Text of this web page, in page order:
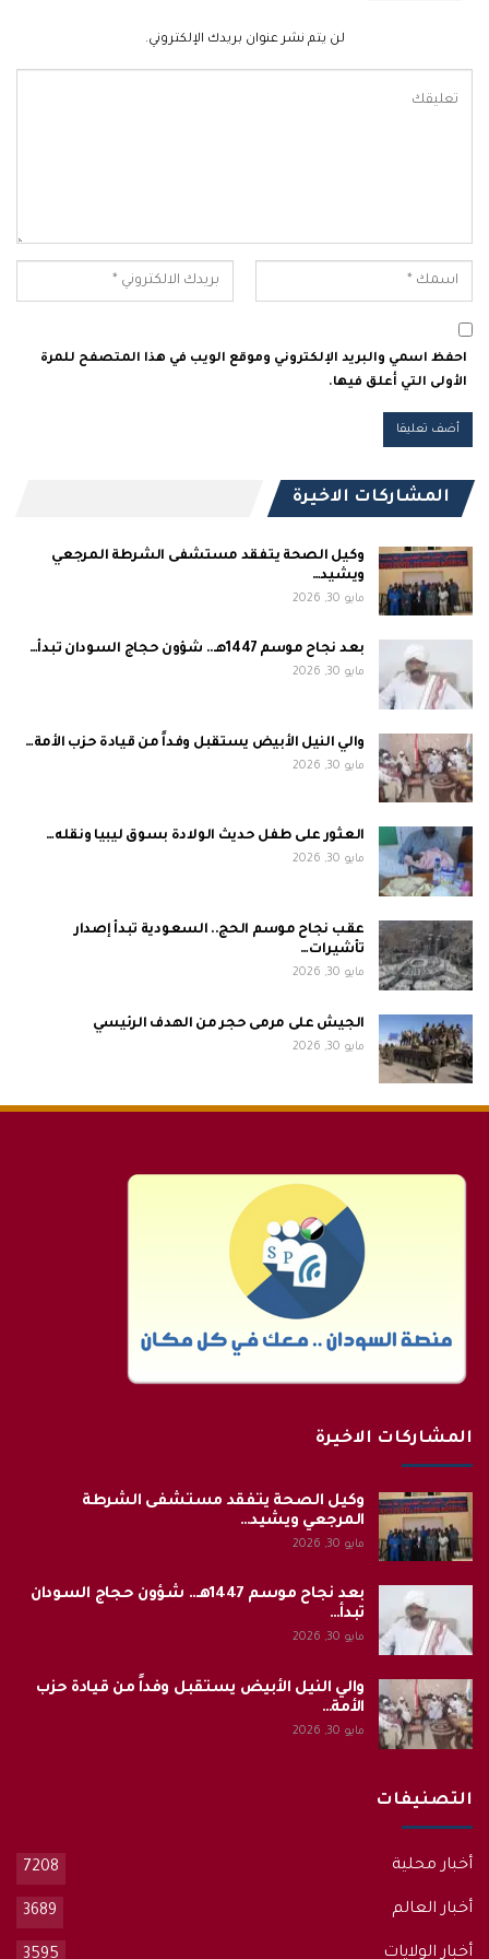
لن يتم نشر عنوان بريدك الإلكتروني.
احفظ اسمي والبريد الإلكتروني وموقع الويب في هذا المتصفح للمرة
الأولى التي أعلق فيها.
المشاركات الاخيرة
وكيل الصحة يتفقد مستشفى الشرطة المرجعي
ويشيد…
مايو 30, 2026
بعد نجاح موسم 1447هـ.. شؤون حجاج السودان تبدأ…
مايو 30, 2026
والي النيل الأبيض يستقبل وفداً من قيادة حزب الأمة…
مايو 30, 2026
العثور على طفل حديث الولادة بسوق ليبيا ونقله…
مايو 30, 2026
عقب نجاح موسم الحج.. السعودية تبدأ إصدار
تأشيرات…
مايو 30, 2026
الجيش على مرمى حجر من الهدف الرئيسي
مايو 30, 2026
المشاركات الاخيرة
وكيل الصحة يتفقد مستشفى الشرطة
المرجعي ويشيد…
مايو 30, 2026
بعد نجاح موسم 1447هـ.. شؤون حجاج السودان
تبدأ…
مايو 30, 2026
والي النيل الأبيض يستقبل وفداً من قيادة حزب
الأمة…
مايو 30, 2026
التصنيفات
أخبار محلية 7208
أخبار العالم 3689
أخبار الولايات